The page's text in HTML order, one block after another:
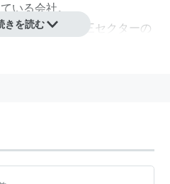
いる会社。
が出資した第三セクターの
て、大阪市港区に大阪ユニ
立。
ーエー・インク（現ユニバ
きを読む